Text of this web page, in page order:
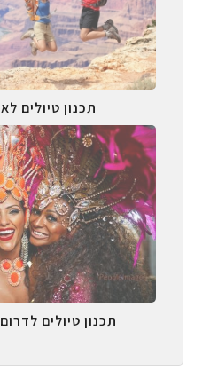
תכנון טיולים
תכנון טיולים